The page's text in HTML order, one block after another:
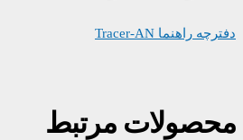
دفترچه راهنما Tracer-AN
محصولات مرتبط